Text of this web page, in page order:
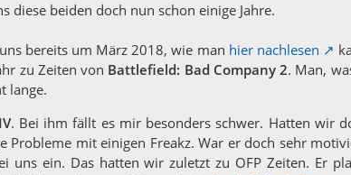
diese beiden doch nun schon einige Jahre.
bereits um März 2018, wie man hier nachlesen
zu Zeiten von Battlefield: Bad Company 2. Man,
lange.
. Bei ihm fällt es mir besonders schwer. Hatten wir
Probleme mit einigen Freakz. War er doch sehr
uns ein. Das hatten wir zuletzt zu OFP Zeiten. Er